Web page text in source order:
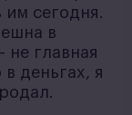
сегодня.
в
не главная
деньгах, я